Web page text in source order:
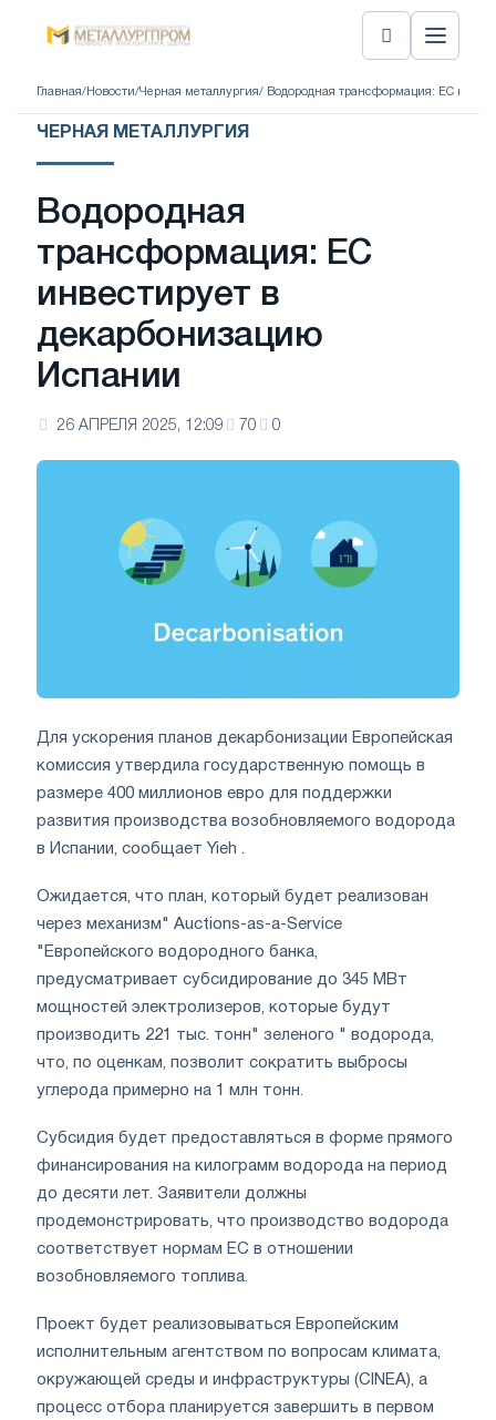
Главная/ Новости/Черная металлургия/ Водородная трансформация: ЕС
ЧЕРНАЯ МЕТАЛЛУРГИЯ
Водородная
трансформация: ЕС
инвестирует в
декарбонизацию
Испании
26 АПРЕЛЯ 2025, 12:09 70 0
Для ускорения планов декарбонизации Европейская
комиссия утвердила государственную помощь в
размере 400 миллионов евро для поддержки
развития производства возобновляемого водорода
в Испании, сообщает Yieh .
Ожидается, что план, который будет реализован
через механизм" Auctions-as-a-Service
"Европейского водородного банка,
предусматривает субсидирование до 345 МВт
мощностей электролизеров, которые будут
производить 221 тыс. тонн" зеленого " водорода,
что, по оценкам, позволит сократить выбросы
углерода примерно на 1 млн тонн.
Субсидия будет предоставляться в форме прямого
финансирования на килограмм водорода на период
до десяти лет. Заявители должны
продемонстрировать, что производство водорода
соответствует нормам ЕС в отношении
возобновляемого топлива.
Проект будет реализовываться Европейским
исполнительным агентством по вопросам климата,
окружающей среды и инфраструктуры (CINEA), а
процесс отбора планируется завершить в первом